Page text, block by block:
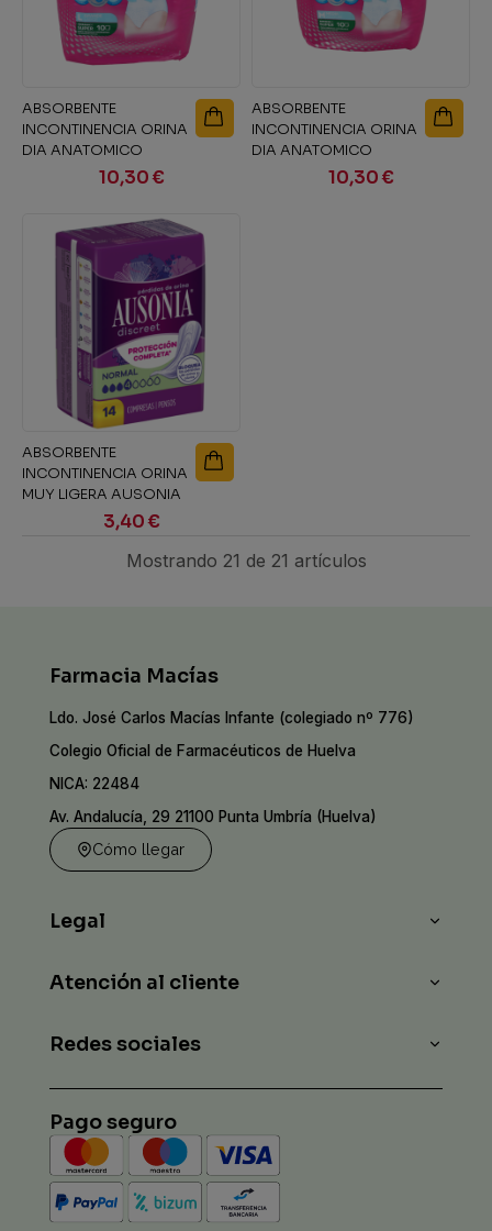
ABSORBENTE
INCONTINENCIA ORINA
DIA ANATOMICO
INDASEC PANT SUPER
10,30 €
ABSORBENTE
INCONTINENCIA ORINA
DIA ANATOMICO
INDASEC PANT SUPER
10,30 €
ABSORBENTE
INCONTINENCIA ORINA
MUY LIGERA AUSONIA
DISCREET NORMAL...
3,40 €
Mostrando 21 de 21 artículos
Farmacia Macías
Ldo. José Carlos Macías Infante (colegiado nº 776)
Colegio Oficial de Farmacéuticos de Huelva
NICA: 22484
Av. Andalucía, 29 21100 Punta Umbría (Huelva)
Cómo llegar
Legal
Atención al cliente
Redes sociales
Pago seguro